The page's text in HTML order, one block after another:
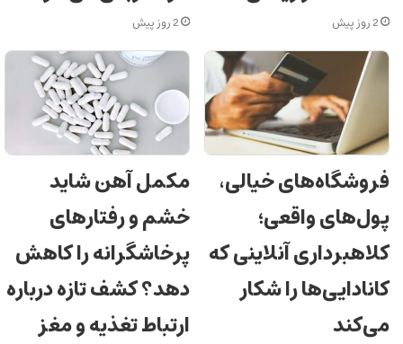
2 روز پیش 2 روز پیش
فروشگاه‌های خیالی،
پول‌های واقعی؛
کلاهبرداری آنلاینی که
کانادایی‌ها را شکار
می‌کند
مکمل آهن شاید
خشم و رفتارهای
پرخاشگرانه را کاهش
دهد؟ کشف تازه درباره
ارتباط تغذیه و مغز